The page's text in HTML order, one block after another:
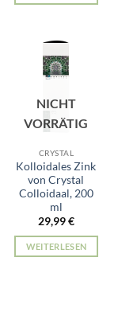
NICHT
VORRÄTIG
CRYSTAL
Kolloidales Zink
von Crystal
Colloidaal, 200
ml
29,99€
WEITERLESEN